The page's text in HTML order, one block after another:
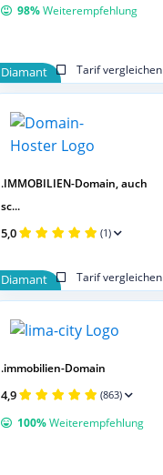
Diamant Tarif vergleichen
98%Weiterempfehlung
Diamant Tarif vergleichen
.IMMOBILIEN-Domain, auch
sc...
5,0 (1)
.immobilien-Domain
4,9 (863)
100%Weiterempfehlung